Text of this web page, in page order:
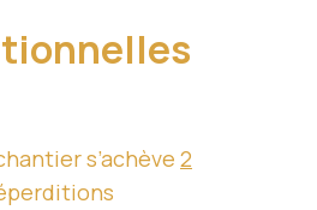
s’achève 2